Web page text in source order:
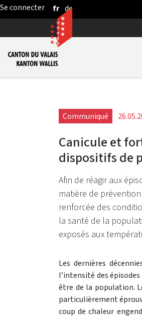
Saut au contenu principal
fr de
Communiqué
Canicule et
dispositifs de
Afin de réagir aux
matière de
renforcée des
la santé de la
exposés aux
Les dernières
l’intensité des
être de la population.
particulièrement
coup de chaleur